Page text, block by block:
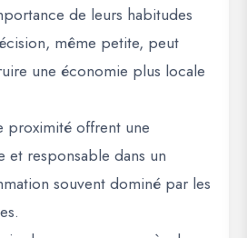
de leurs habitudes
même petite, peut
une économie plus locale
proximité offrent une
et responsable dans un
souvent dominé par les